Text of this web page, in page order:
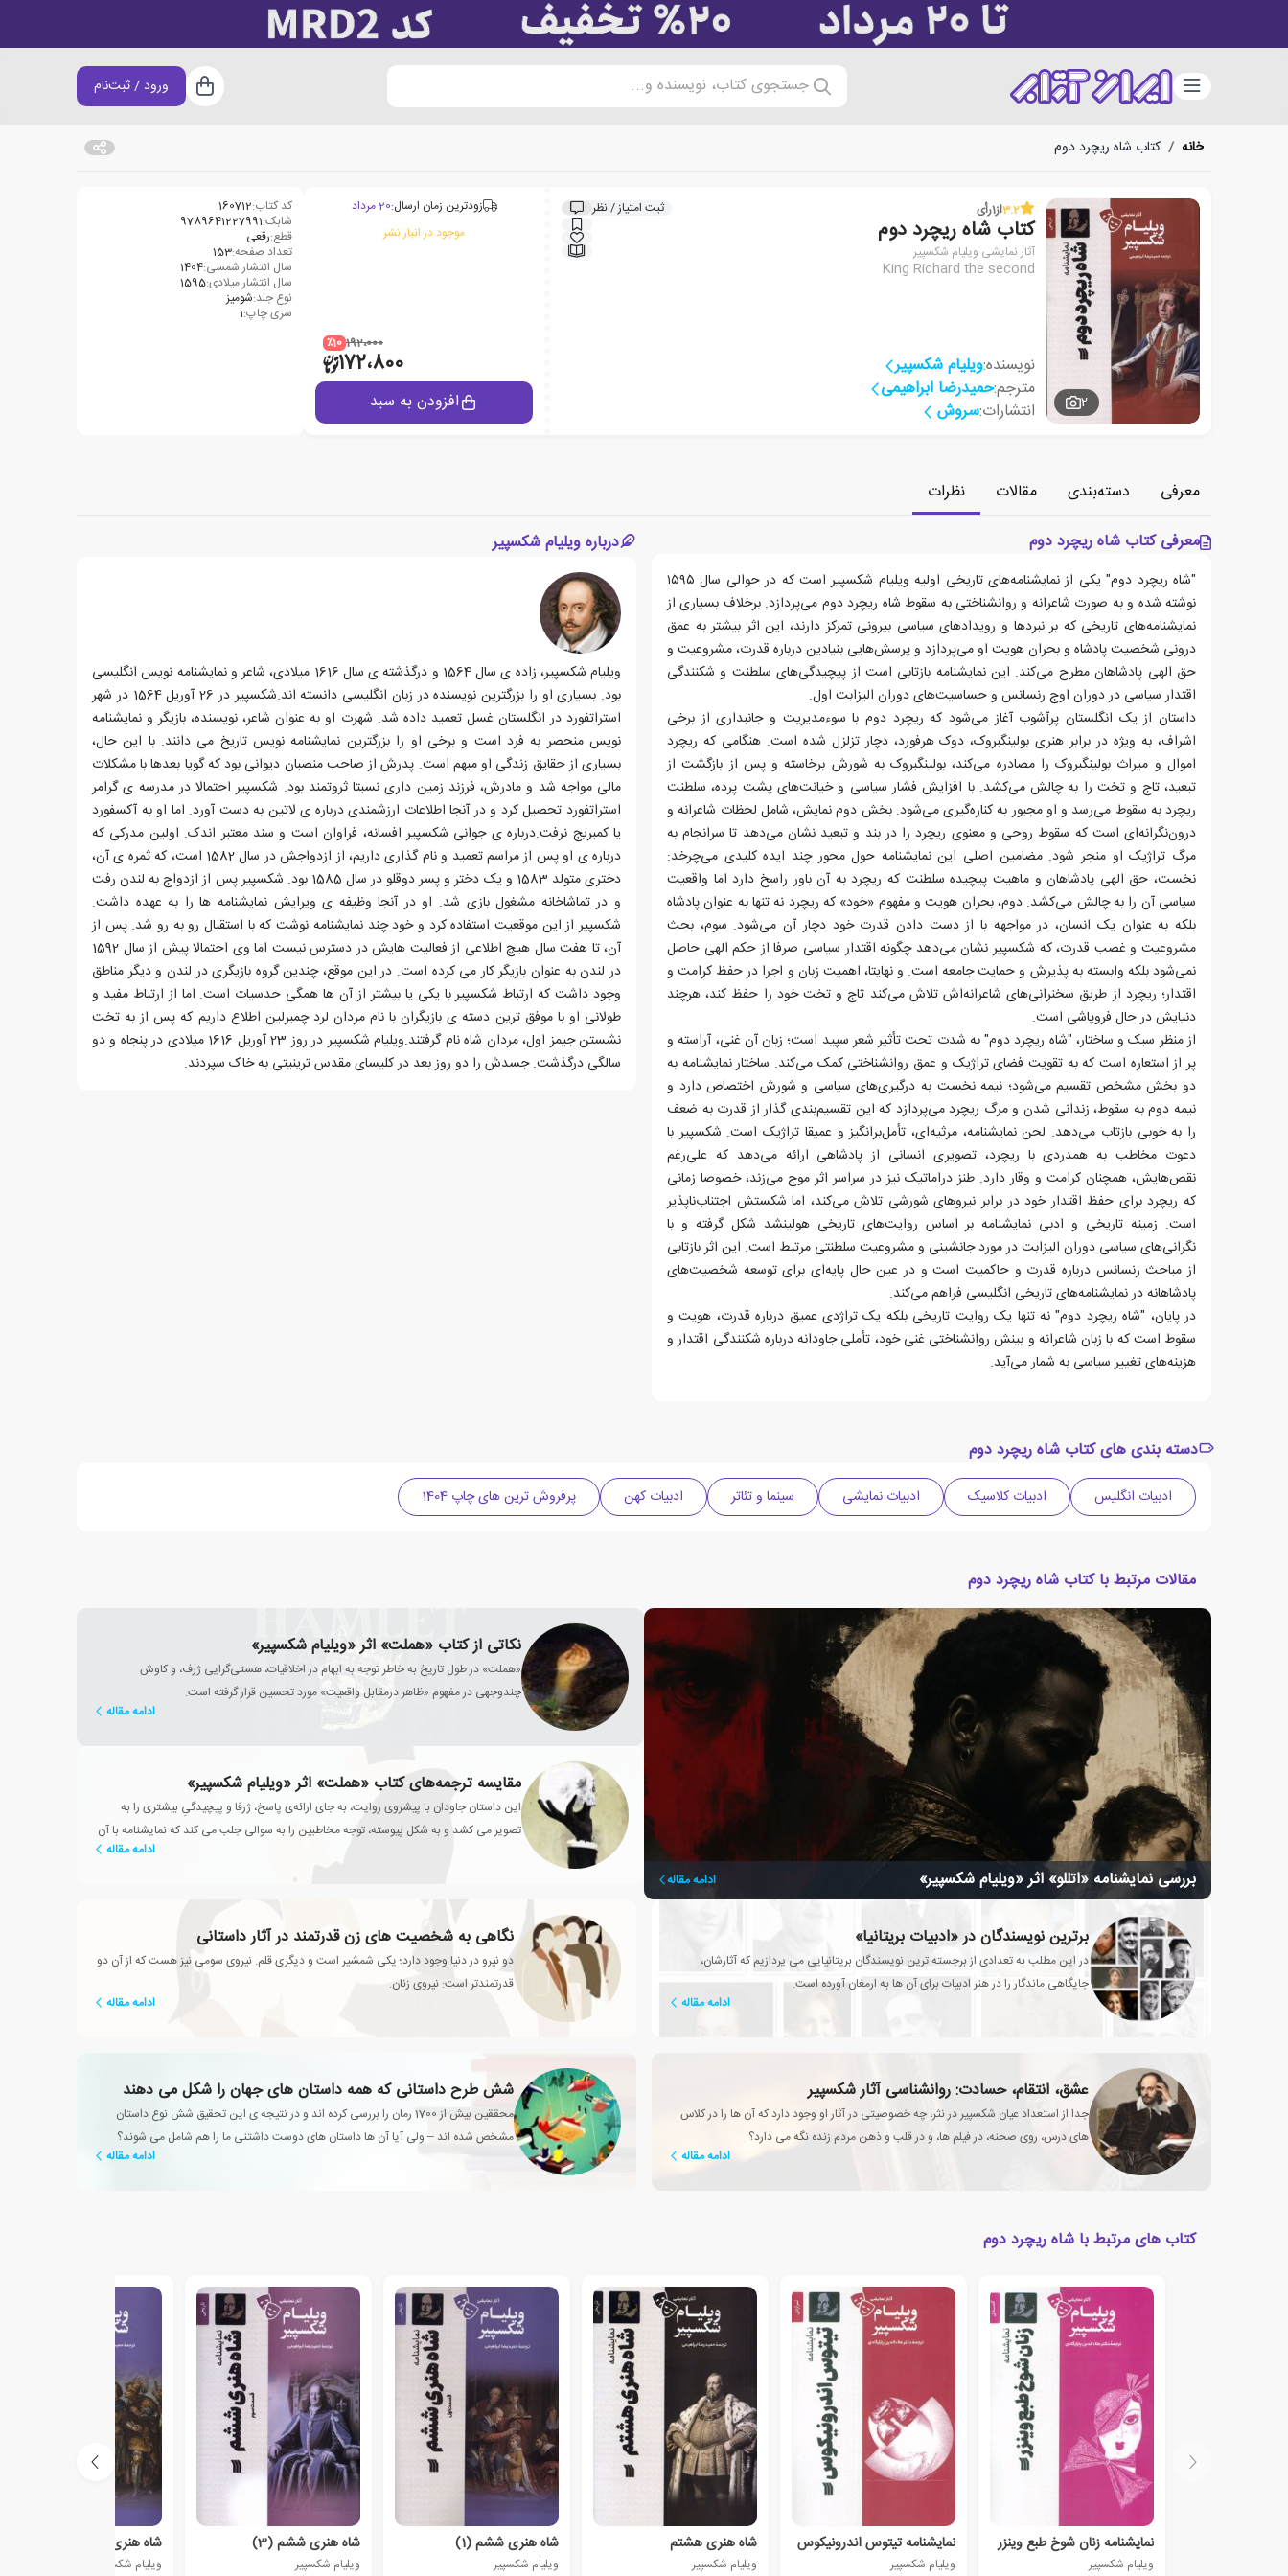
دسته‌بندی جستجوی کتاب، نویسنده و... سبد خرید
ورود / ثبت‌نام
خانه / کتاب شاه ریچرد دوم
2
3.2از1رأی ثبت امتیاز / نظر
کتاب شاه ریچرد دوم
آثار نمایشی ویلیام شکسپیر
King Richard the second
نویسنده:ویلیام شکسپیر
مترجم:حمیدرضا ابراهیمی
انتشارات:سروش
زودترین زمان ارسال:20 مرداد
موجود در انبار نشر
192،000 ٪10
172،800
افزودن به سبد
کد کتاب:160712
شابک:9789641227991
قطع:رقعی
تعداد صفحه:153
سال انتشار شمسی:1404
سال انتشار میلادی:1595
نوع جلد:شومیز
سری چاپ:1
معرفی دسته‌بندی مقالات
نظرات
معرفی کتاب شاه ریچرد دوم
"شاه ریچرد دوم" یکی از نمایشنامه‌های تاریخی اولیه ویلیام شکسپیر است که در حوالی سال ۱۵۹۵
نوشته شده و به صورت شاعرانه و روانشناختی به سقوط شاه ریچرد دوم می‌پردازد. برخلاف بسیاری از
نمایشنامه‌های تاریخی که بر نبردها و رویدادهای سیاسی بیرونی تمرکز دارند، این اثر بیشتر به عمق
درونی شخصیت پادشاه و بحران هویت او می‌پردازد و پرسش‌هایی بنیادین درباره قدرت، مشروعیت و
حق الهی پادشاهان مطرح می‌کند. این نمایشنامه بازتابی است از پیچیدگی‌های سلطنت و شکنندگی
اقتدار سیاسی در دوران اوج رنسانس و حساسیت‌های دوران الیزابت اول.
داستان از یک انگلستان پرآشوب آغاز می‌شود که ریچرد دوم با سوءمدیریت و جانبداری از برخی
اشراف، به ویژه در برابر هنری بولینگبروک، دوک هرفورد، دچار تزلزل شده است. هنگامی که ریچرد
اموال و میراث بولینگبروک را مصادره می‌کند، بولینگبروک به شورش برخاسته و پس از بازگشت از
تبعید، تاج و تخت را به چالش می‌کشد. با افزایش فشار سیاسی و خیانت‌های پشت پرده، سلطنت
ریچرد به سقوط می‌رسد و او مجبور به کناره‌گیری می‌شود. بخش دوم نمایش، شامل لحظات شاعرانه و
درون‌نگرانه‌ای است که سقوط روحی و معنوی ریچرد را در بند و تبعید نشان می‌دهد تا سرانجام به
مرگ تراژیک او منجر شود. مضامین اصلی این نمایشنامه حول محور چند ایده کلیدی می‌چرخد:
نخست، حق الهی پادشاهان و ماهیت پیچیده سلطنت که ریچرد به آن باور راسخ دارد اما واقعیت
سیاسی آن را به چالش می‌کشد. دوم، بحران هویت و مفهوم «خود» که ریچرد نه تنها به عنوان پادشاه
بلکه به عنوان یک انسان، در مواجهه با از دست دادن قدرت خود دچار آن می‌شود. سوم، بحث
مشروعیت و غصب قدرت، که شکسپیر نشان می‌دهد چگونه اقتدار سیاسی صرفا از حکم الهی حاصل
نمی‌شود بلکه وابسته به پذیرش و حمایت جامعه است. و نهایتا، اهمیت زبان و اجرا در حفظ کرامت و
اقتدار؛ ریچرد از طریق سخنرانی‌های شاعرانه‌اش تلاش می‌کند تاج و تخت خود را حفظ کند، هرچند
دنیایش در حال فروپاشی است.
از منظر سبک و ساختار، "شاه ریچرد دوم" به شدت تحت تأثیر شعر سپید است؛ زبان آن غنی، آراسته و
پر از استعاره است که به تقویت فضای تراژیک و عمق روانشناختی کمک می‌کند. ساختار نمایشنامه به
دو بخش مشخص تقسیم می‌شود؛ نیمه نخست به درگیری‌های سیاسی و شورش اختصاص دارد و
نیمه دوم به سقوط، زندانی شدن و مرگ ریچرد می‌پردازد که این تقسیم‌بندی گذار از قدرت به ضعف
را به خوبی بازتاب می‌دهد. لحن نمایشنامه، مرثیه‌ای، تأمل‌برانگیز و عمیقا تراژیک است. شکسپیر با
دعوت مخاطب به همدردی با ریچرد، تصویری انسانی از پادشاهی ارائه می‌دهد که علی‌رغم
نقص‌هایش، همچنان کرامت و وقار دارد. طنز دراماتیک نیز در سراسر اثر موج می‌زند، خصوصا زمانی
که ریچرد برای حفظ اقتدار خود در برابر نیروهای شورشی تلاش می‌کند، اما شکستش اجتناب‌ناپذیر
است. زمینه تاریخی و ادبی نمایشنامه بر اساس روایت‌های تاریخی هولینشد شکل گرفته و با
نگرانی‌های سیاسی دوران الیزابت در مورد جانشینی و مشروعیت سلطنتی مرتبط است. این اثر بازتابی
از مباحث رنسانس درباره قدرت و حاکمیت است و در عین حال پایه‌ای برای توسعه شخصیت‌های
پادشاهانه در نمایشنامه‌های تاریخی انگلیسی فراهم می‌کند.
در پایان، "شاه ریچرد دوم" نه تنها یک روایت تاریخی بلکه یک تراژدی عمیق درباره قدرت، هویت و
سقوط است که با زبان شاعرانه و بینش روانشناختی غنی خود، تأملی جاودانه درباره شکنندگی اقتدار و
هزینه‌های تغییر سیاسی به شمار می‌آید.
درباره ویلیام شکسپیر
ویلیام شکسپیر، زاده ی سال 1564 و درگذشته ی سال 1616 میلادی، شاعر و نمایشنامه نویس انگلیسی
بود. بسیاری او را بزرگترین نویسنده در زبان انگلیسی دانسته اند.شکسپیر در 26 آوریل 1564 در شهر
استراتفورد در انگلستان غسل تعمید داده شد. شهرت او به عنوان شاعر، نویسنده، بازیگر و نمایشنامه
نویس منحصر به فرد است و برخی او را بزرگترین نمایشنامه نویس تاریخ می دانند. با این حال،
بسیاری از حقایق زندگی او مبهم است. پدرش از صاحب منصبان دیوانی بود که گویا بعدها با مشکلات
مالی مواجه شد و مادرش، فرزند زمین داری نسبتا ثروتمند بود. شکسپیر احتمالا در مدرسه ی گرامر
استراتفورد تحصیل کرد و در آنجا اطلاعات ارزشمندی درباره ی لاتین به دست آورد. اما او به آکسفورد
یا کمبریج نرفت.درباره ی جوانی شکسپیر افسانه، فراوان است و سند معتبر اندک. اولین مدرکی که
درباره ی او پس از مراسم تعمید و نام گذاری داریم، از ازدواجش در سال 1582 است، که ثمره ی آن،
دختری متولد 1583 و یک دختر و پسر دوقلو در سال 1585 بود. شکسپیر پس از ازدواج به لندن رفت
و در تماشاخانه مشغول بازی شد. او در آنجا وظیفه ی ویرایش نمایشنامه ها را به عهده داشت.
شکسپیر از این موقعیت استفاده کرد و خود چند نمایشنامه نوشت که با استقبال رو به رو شد. پس از
آن، تا هفت سال هیچ اطلاعی از فعالیت هایش در دسترس نیست اما وی احتمالا پیش از سال 1592
در لندن به عنوان بازیگر کار می کرده است. در این موقع، چندین گروه بازیگری در لندن و دیگر مناطق
وجود داشت که ارتباط شکسپیر با یکی یا بیشتر از آن ها همگی حدسیات است. اما از ارتباط مفید و
طولانی او با موفق ترین دسته ی بازیگران با نام مردان لرد چمبرلین اطلاع داریم که پس از به تخت
نشستن جیمز اول، مردان شاه نام گرفتند.ویلیام شکسپیر در روز 23 آوریل 1616 میلادی در پنجاه و دو
سالگی درگذشت. جسدش را دو روز بعد در کلیسای مقدس ترینیتی به خاک سپردند.
دسته بندی های کتاب شاه ریچرد دوم
ادبیات انگلیس ادبیات کلاسیک ادبیات نمایشی سینما و تئاتر ادبیات کهن پرفروش ترین های چاپ 1404
مقالات مرتبط با کتاب شاه ریچرد دوم
بررسی نمایشنامه «اتللو» اثر «ویلیام شکسپیر» ادامه مقاله
نکاتی از کتاب «هملت» اثر «ویلیام شکسپیر»
«هملت» در طول تاریخ به خاطر توجه به ابهام در اخلاقیات، هستی‌گرایی ژرف، و کاوش
چندوجهی در مفهوم «ظاهر درمقابل واقعیت» مورد تحسین قرار گرفته است.
ادامه مقاله
مقایسه ترجمه‌های کتاب «هملت» اثر «ویلیام شکسپیر»
این داستان جاودان با پیشروی روایت، به جای ارائه‌ی پاسخ، ژرفا و پیچیدگیِ بیشتری را به
تصویر می کشد و به شکل پیوسته، توجه مخاطبین را به سوالی جلب می کند که نمایشنامه با آن
ادامه مقاله
برترین نویسندگان در «ادبیات بریتانیا»
در این مطلب به تعدادی از برجسته ترین نویسندگان بریتانیایی می پردازیم که آثارشان،
جایگاهی ماندگار را در هنر ادبیات برای آن ها به ارمغان آورده است.
ادامه مقاله
نگاهی به شخصیت های زن قدرتمند در آثار داستانی
دو نیرو در دنیا وجود دارد؛ یکی شمشیر است و دیگری قلم. نیروی سومی نیز هست که از آن دو
قدرتمندتر است: نیروی زنان.
ادامه مقاله
عشق، انتقام، حسادت: روانشناسی آثار شکسپیر
جدا از استعداد عیان شکسپیر در نثر، چه خصوصیتی در آثار او وجود دارد که آن ها را در کلاس
های درس، روی صحنه، در فیلم ها، و در قلب و ذهن مردم زنده نگه می دارد؟
ادامه مقاله
شش طرح داستانی که همه داستان های جهان را شکل می دهند
محققین بیش از 1700 رمان را بررسی کرده اند و در نتیجه ی این تحقیق شش نوع داستان
مشخص شده اند – ولی آیا آن ها داستان های دوست داشتنی ما را هم شامل می شوند؟
ادامه مقاله
کتاب های مرتبط با شاه ریچرد دوم
نمایشنامه زنان شوخ طبع وینزر
ویلیام شکسپیر
نمایشنامه تیتوس اندرونیکوس
ویلیام شکسپیر
شاه‌ هنری‌ هشتم
ویلیام شکسپیر
شاه‌ هنری‌ ششم (1)
ویلیام شکسپیر
شاه‌ هنری‌ ششم (3)
ویلیام شکسپیر
شاه‌ هنری‌ ششم (2)
ویلیام شکسپیر